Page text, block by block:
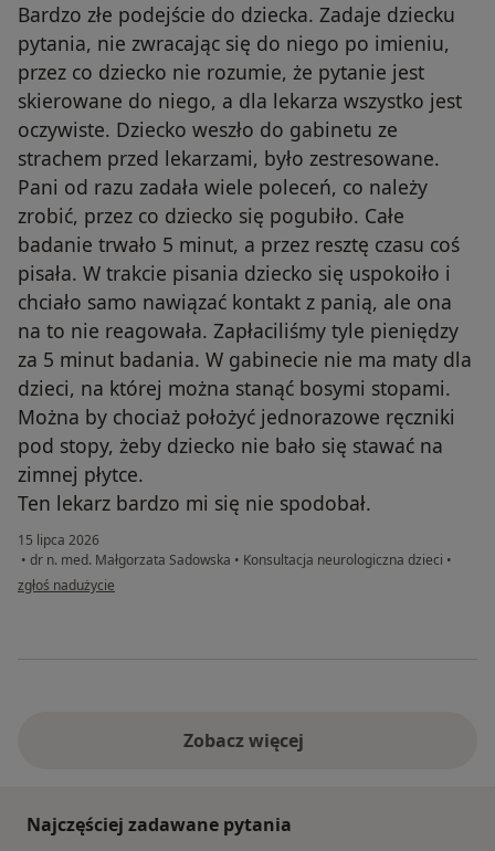
Bardzo złe podejście do dziecka. Zadaje dziecku
pytania, nie zwracając się do niego po imieniu,
przez co dziecko nie rozumie, że pytanie jest
skierowane do niego, a dla lekarza wszystko jest
oczywiste. Dziecko weszło do gabinetu ze
strachem przed lekarzami, było zestresowane.
Pani od razu zadała wiele poleceń, co należy
zrobić, przez co dziecko się pogubiło. Całe
badanie trwało 5 minut, a przez resztę czasu coś
pisała. W trakcie pisania dziecko się uspokoiło i
chciało samo nawiązać kontakt z panią, ale ona
na to nie reagowała. Zapłaciliśmy tyle pieniędzy
za 5 minut badania. W gabinecie nie ma maty dla
dzieci, na której można stanąć bosymi stopami.
Można by chociaż położyć jednorazowe ręczniki
pod stopy, żeby dziecko nie bało się stawać na
zimnej płytce.
Ten lekarz bardzo mi się nie spodobał.
15 lipca 2026
• dr n. med. Małgorzata Sadowska • Konsultacja neurologiczna dzieci •
w opinii użytkownika Beatka
zgłoś nadużycie
Zobacz więcej
Najczęściej zadawane pytania